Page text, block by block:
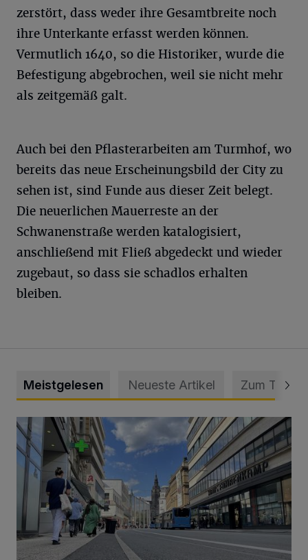
zerstört, dass weder ihre Gesamtbreite noch
ihre Unterkante erfasst werden können.
Vermutlich 1640, so die Historiker, wurde die
Befestigung abgebrochen, weil sie nicht mehr
als zeitgemäß galt.
Auch bei den Pflasterarbeiten am Turmhof, wo
bereits das neue Erscheinungsbild der City zu
sehen ist, sind Funde aus dieser Zeit belegt.
Die neuerlichen Mauerreste an der
Schwanenstraße werden katalogisiert,
anschließend mit Fließ abgedeckt und wieder
zugebaut, so dass sie schadlos erhalten
bleiben.
Meistgelesen Neueste Artikel Zum Thema
Ein Unzustand und Skandal